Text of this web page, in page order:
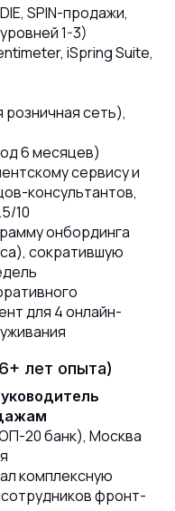
SPIN-продажи,
1-3)
iSpring Suite,
сеть),
6 месяцев)
сервису и
консультантов,
10
онбординга
сократившую
для 4 онлайн-
лет опыта)
20 банк), Москва
комплексную
фронт-